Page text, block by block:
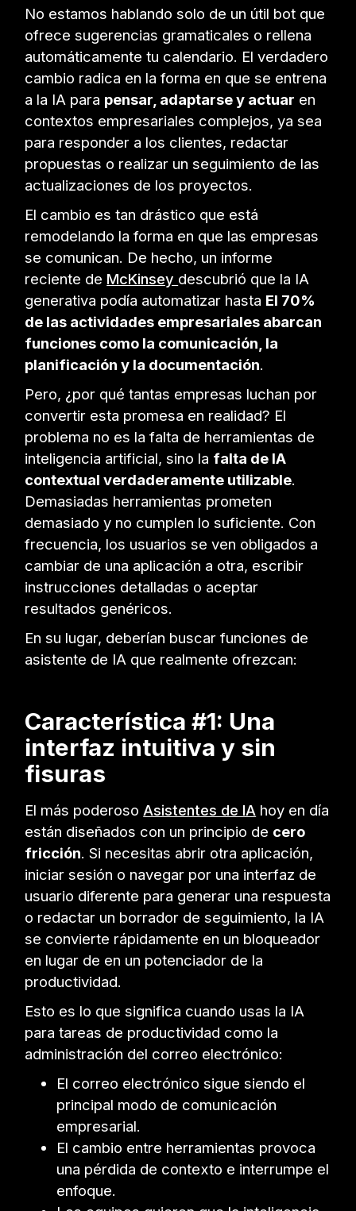
No estamos hablando solo de un útil bot que
ofrece sugerencias gramaticales o rellena
automáticamente tu calendario. El verdadero
cambio radica en la forma en que se entrena
a la IA para pensar, adaptarse y actuar en
contextos empresariales complejos, ya sea
para responder a los clientes, redactar
propuestas o realizar un seguimiento de las
actualizaciones de los proyectos.
El cambio es tan drástico que está
remodelando la forma en que las empresas
se comunican. De hecho, un informe
reciente de McKinsey descubrió que la IA
generativa podía automatizar hasta El 70%
de las actividades empresariales abarcan
funciones como la comunicación, la
planificación y la documentación.
Pero, ¿por qué tantas empresas luchan por
convertir esta promesa en realidad? El
problema no es la falta de herramientas de
inteligencia artificial, sino la falta de IA
contextual verdaderamente utilizable.
Demasiadas herramientas prometen
demasiado y no cumplen lo suficiente. Con
frecuencia, los usuarios se ven obligados a
cambiar de una aplicación a otra, escribir
instrucciones detalladas o aceptar
resultados genéricos.
En su lugar, deberían buscar funciones de
asistente de IA que realmente ofrezcan:
Característica #1: Una
interfaz intuitiva y sin
fisuras
El más poderoso Asistentes de IA hoy en día
están diseñados con un principio de cero
fricción. Si necesitas abrir otra aplicación,
iniciar sesión o navegar por una interfaz de
usuario diferente para generar una respuesta
o redactar un borrador de seguimiento, la IA
se convierte rápidamente en un bloqueador
en lugar de en un potenciador de la
productividad.
Esto es lo que significa cuando usas la IA
para tareas de productividad como la
administración del correo electrónico:
El correo electrónico sigue siendo el
principal modo de comunicación
empresarial.
El cambio entre herramientas provoca
una pérdida de contexto e interrumpe el
enfoque.